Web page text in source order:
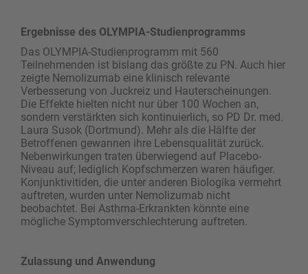
Ergebnisse des OLYMPIA-Studienprogramms
Das OLYMPIA-Studienprogramm mit 560
Teilnehmenden ist bislang das größte zu PN. Auch hier
zeigte Nemolizumab eine klinisch relevante
Verbesserung von Juckreiz und Hauterscheinungen.
Die Effekte hielten nicht nur über 100 Wochen an,
sondern verstärkten sich kontinuierlich, so PD Dr. med.
Laura Susok (Dortmund). Mehr als die Hälfte der
Betroffenen gewannen ihre Lebensqualität zurück.
Nebenwirkungen traten überwiegend auf Placebo-
Niveau auf; lediglich Kopfschmerzen waren häufiger.
Konjunktivitiden, die unter anderen Biologika vermehrt
auftreten, wurden unter Nemolizumab nicht
beobachtet. Bei Asthma-Erkrankten könnte eine
mögliche Symptomverschlechterung auftreten.
Zulassung und Anwendung